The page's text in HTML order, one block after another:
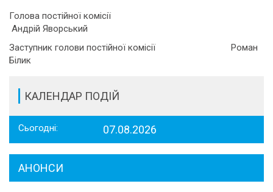
Голова постійної комісії
Андрій Яворський
Заступник голови постійної комісії Роман
Білик
КАЛЕНДАР ПОДІЙ
Сьогодні: 07.08.2026
АНОНСИ